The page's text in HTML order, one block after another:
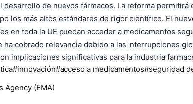
de nuevos fármacos. La reforma
los más altos estándares de rigor científico. El
en toda la UE puedan acceder a medicamentos
ha cobrado relevancia debido a las interrupciones
implicaciones significativas para la industria
#innovación#acceso a medicamentos#seguridad
Agency (EMA)